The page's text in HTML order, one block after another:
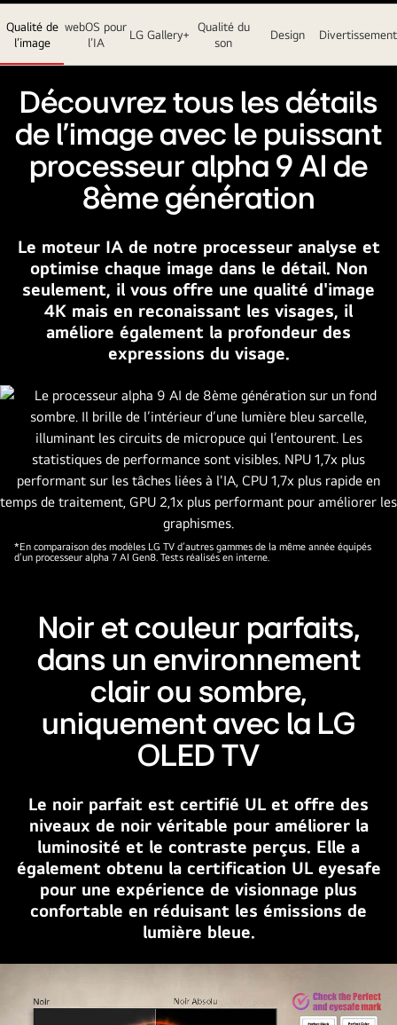
TV
LG
OLED
trouve
image
des
détails,
couleurs
contrastes.
agrandie
processeur
AI
8ème
génération
derrière
brillante
circuits
micropuce
l’entourent.
LG
Qualité de
l’image
webOS pour
l’IA
LG Gallery+
Qualité du
son
Design Divertissement
Découvrez tous les détails
de l'image avec le puissant
processeur alpha 9 AI de
8ème génération
Le moteur IA de notre processeur analyse et
optimise chaque image dans le détail. Non
seulement, il vous offre une qualité d'image
4K mais en reconaissant les visages, il
améliore également la profondeur des
expressions du visage.
*En comparaison des modèles LG TV d’autres gammes de la même année équipés
d’un processeur alpha 7 AI Gen8. Tests réalisés en interne.
Noir et couleur parfaits,
dans un environnement
clair ou sombre,
uniquement avec la LG
OLED TV
Le noir parfait est certifié UL et offre des
niveaux de noir véritable pour améliorer la
luminosité et le contraste perçus. Elle a
également obtenu la certification UL eyesafe
pour une expérience de visionnage plus
confortable en réduisant les émissions de
lumière bleue.